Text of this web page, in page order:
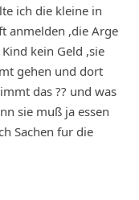
ich die kleine in
anmelden ,die Arge
kein Geld ,sie
gehen und dort
das ?? und was
sie muß ja essen
Sachen fur die